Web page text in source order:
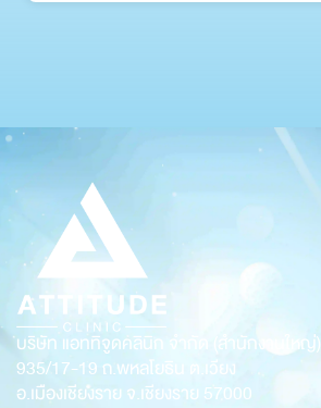
บริษัท แอททิจูดคลินิก จำกัด (สำนักงานใหญ่)
935/17-19 ถ.พหลโยธิน ต.เวียง
อ.เมืองเชียงราย จ.เชียงราย 57000